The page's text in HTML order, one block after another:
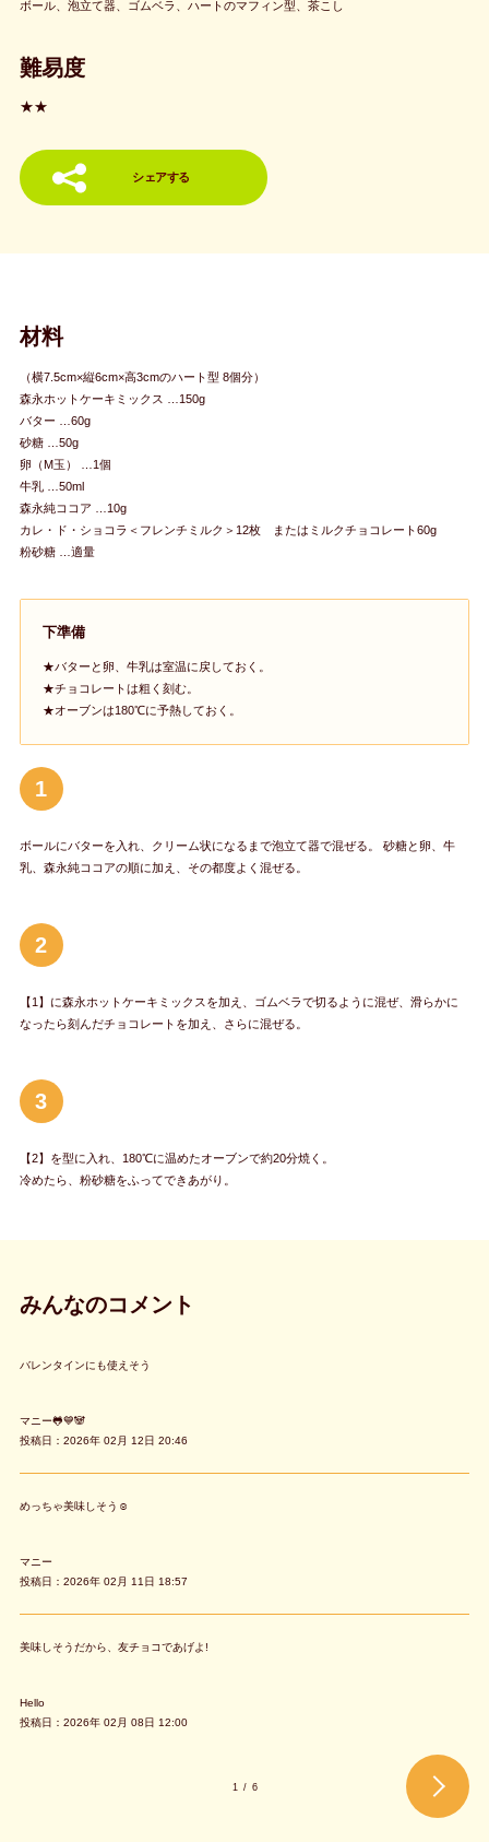
ボール、泡立て器、ゴムベラ、ハートのマフィン型、茶こし
難易度
★★
シェアする
材料
（横7.5cm×縦6cm×高3cmのハート型 8個分）
森永ホットケーキミックス …150g
バター …60g
砂糖 …50g
卵（M玉） …1個
牛乳 …50ml
森永純ココア …10g
カレ・ド・ショコラ＜フレンチミルク＞12枚 またはミルクチョコレート60g
粉砂糖 …適量
下準備
★バターと卵、牛乳は室温に戻しておく。
★チョコレートは粗く刻む。
★オーブンは180℃に予熱しておく。
1
ボールにバターを入れ、クリーム状になるまで泡立て器で混ぜる。 砂糖と卵、牛
乳、森永純ココアの順に加え、その都度よく混ぜる。
2
【1】に森永ホットケーキミックスを加え、ゴムベラで切るように混ぜ、滑らかに
なったら刻んだチョコレートを加え、さらに混ぜる。
3
【2】を型に入れ、180℃に温めたオーブンで約20分焼く。
冷めたら、粉砂糖をふってできあがり。
みんなのコメント
バレンタインにも使えそう
マニー🐸💙🐼
投稿日：2026年 02月 12日 20:46
めっちゃ美味しそう☺️
マニー
投稿日：2026年 02月 11日 18:57
美味しそうだから、友チョコであげよ!
Hello
投稿日：2026年 02月 08日 12:00
1 / 6